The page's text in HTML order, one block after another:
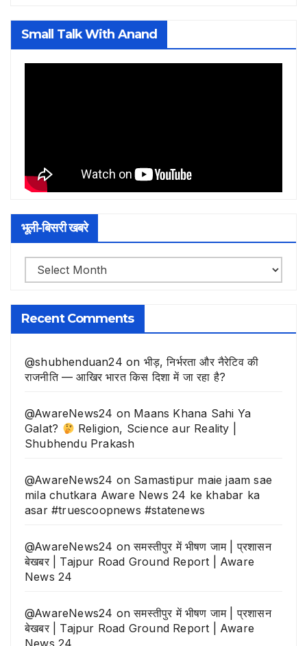
Small Talk With Anand
भूली-बिसरी खबरे
भूली-
बिसरी
खबरे
Recent Comments
@shubhenduan24 on भीड़, निर्भरता और नैरेटिव की
राजनीति — आखिर भारत किस दिशा में जा रहा है?
@AwareNews24 on Maans Khana Sahi Ya
Galat?
Religion, Science aur Reality |
Shubhendu Prakash
@AwareNews24 on Samastipur maie jaam sae
mila chutkara Aware News 24 ke khabar ka
asar #truescoopnews #statenews
@AwareNews24 onसमस्तीपुर में भीषण जाम | प्रशासन
बेखबर | Tajpur Road Ground Report | Aware
News 24
@AwareNews24 onसमस्तीपुर में भीषण जाम | प्रशासन
बेखबर | Tajpur Road Ground Report | Aware
News 24